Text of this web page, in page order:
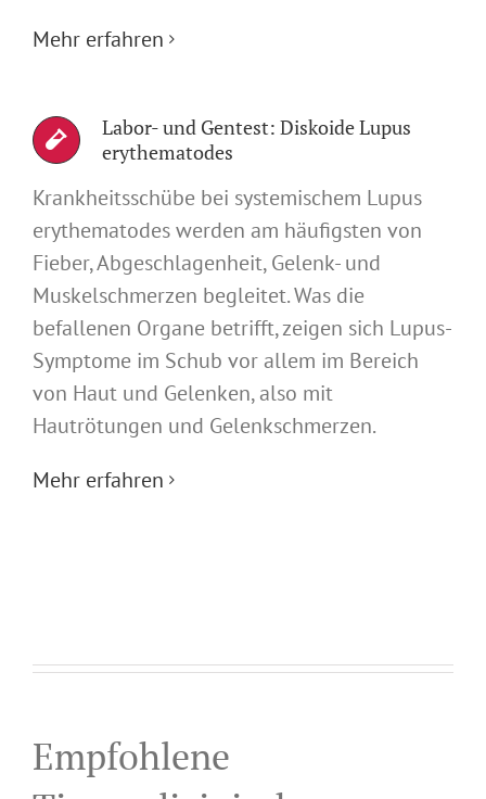
Mehr erfahren
Labor- und Gentest: Diskoide Lupus
erythematodes
Krankheitsschübe bei systemischem Lupus
erythematodes werden am häufigsten von
Fieber, Abgeschlagenheit, Gelenk- und
Muskelschmerzen begleitet. Was die
befallenen Organe betrifft, zeigen sich Lupus-
Symptome im Schub vor allem im Bereich
von Haut und Gelenken, also mit
Hautrötungen und Gelenkschmerzen.
Mehr erfahren
Empfohlene